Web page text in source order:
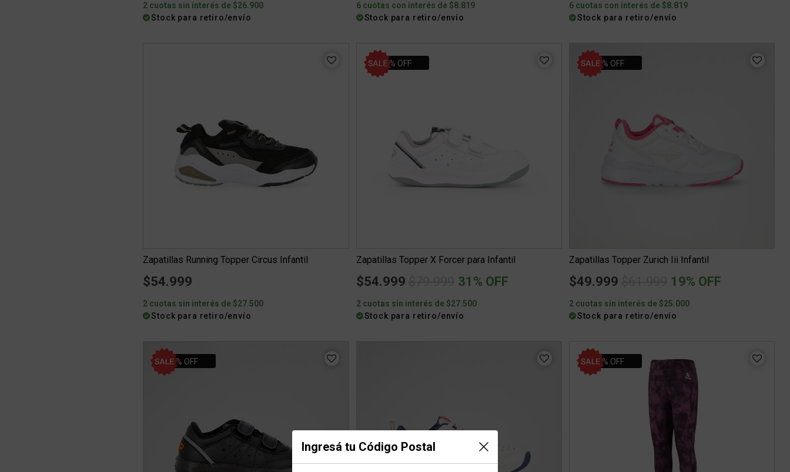
Ingresá tu Código Postal
2 cuotas sin interés de $26.900
Stock para retiro/envío
6 cuotas con interés de $8.819
Stock para retiro/envío
6 cuotas con interés de $8.819
Stock para retiro/envío
Zapatillas Running Topper Circus Infantil
$54.999
2 cuotas sin interés de $27.500
Stock para retiro/envío
31% OFF
Zapatillas Topper X Forcer para Infantil
$54.999 Price reduced from
to
31% OFF
2 cuotas sin interés de $27.500
Stock para retiro/envío
19% OFF
Zapatillas Topper Zurich Iii Infantil
$49.999 Price reduced from
to
19% OFF
2 cuotas sin interés de $25.000
Stock para retiro/envío
31% OFF 35% OFF